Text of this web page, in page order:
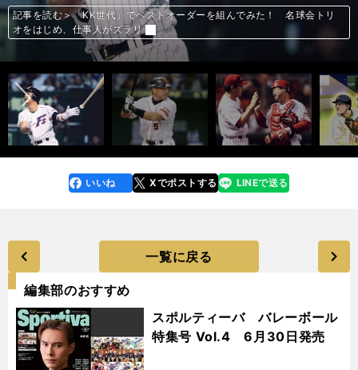
記事を読む＞「KK世代」でベストオーダーを組んでみた！ 名球会トリ
オをはじめ、仕事人がズラリ
記事を読む＞「KK世代」でベストオーダーを組んでみた！ 名球会トリ
オをはじめ、仕事人がズラリ
記事を読む＞「KK世代」でベストオーダーを組んでみた！ 名球会トリ
オをはじめ、仕事人がズラリ
記事を読む＞「KK世代」でベストオーダーを組んでみた！ 名球会トリ
オをはじめ、仕事人がズラリ
記事を読む＞「KK世代」でベストオーダーを組んでみた！ 名球会トリ
オをはじめ、仕事人がズラリ
記事を読む＞「「立浪世代」でベストオーダーを組んでみた！ 甲子園を
沸かせた精鋭たちが大集結
記事を読む＞「「立浪世代」でベストオーダーを組んでみた！ 甲子園を
沸かせた精鋭たちが大集結
記事を読む＞「「立浪世代」でベストオーダーを組んでみた！ 甲子園を
沸かせた精鋭たちが大集結
記事を読む＞「「立浪世代」でベストオーダーを組んでみた！ 甲子園を
沸かせた精鋭たちが大集結
記事を読む＞「「立浪世代」でベストオーダーを組んでみた！ 甲子園を
沸かせた精鋭たちが大集結
前へ
faceboo
k
いいね Xでポストする
line LINEで送る
一覧に戻る
編集部のおすすめ
スポルティーバ バレーボール
特集号 Vol.4 6月30日発売